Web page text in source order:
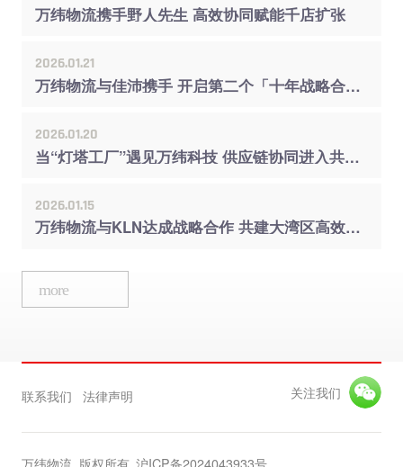
万纬物流携手野人先生 高效协同赋能千店扩张
2026.01.21
万纬物流与佳沛携手 开启第二个「十年战略合作」
2026.01.20
当“灯塔工厂”遇见万纬科技 供应链协同进入共创时代
2026.01.15
万纬物流与KLN达成战略合作 共建大湾区高效供应链体系
more
联系我们 法律声明 关注我们